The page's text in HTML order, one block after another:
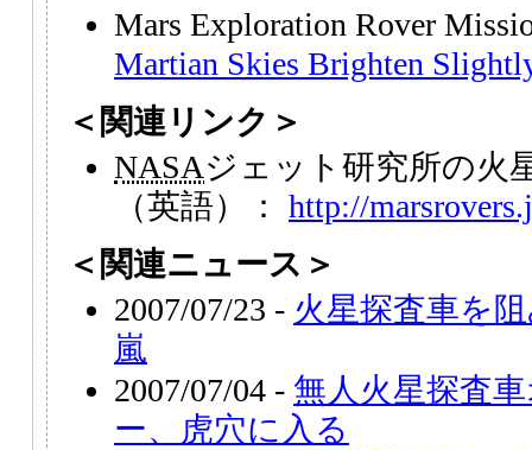
Mars Exploration Rover
Martian Skies Brighten
＜関連リンク＞
NASAジェット研究所の火
（英語）： http://
＜関連ニュース＞
2007/07/23 - 火星探査車を
嵐
2007/07/04 - 無人火星探査
ー、虎穴に入る